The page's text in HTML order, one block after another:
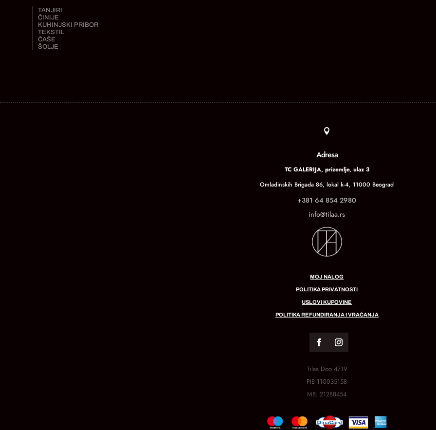
TANJIRI
ČINIJE
KUHINJSKI PRIBOR
TEKSTIL
ČAŠE
ŠOLJE

Adresa
TC GALERIJA, prizemlje, ulaz 3
Omladinskih Brigada 86, lokal k-4, 11000 Beograd
+381 64 854 2980
info@tilaa.rs
MOJ NALOG
POLITIKA PRIVATNOSTI
USLOVI KUPOVINE
POLITIKA REFUNDIRANJA I VRAĆANJA
Tilaa Doo 4719
PIB 110035158
MB:21288454